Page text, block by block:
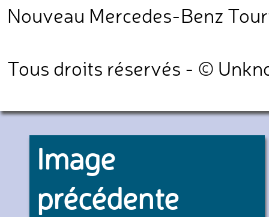
Nouveau Mercedes-Benz
Tous droits réservés - ©
Image
précédente